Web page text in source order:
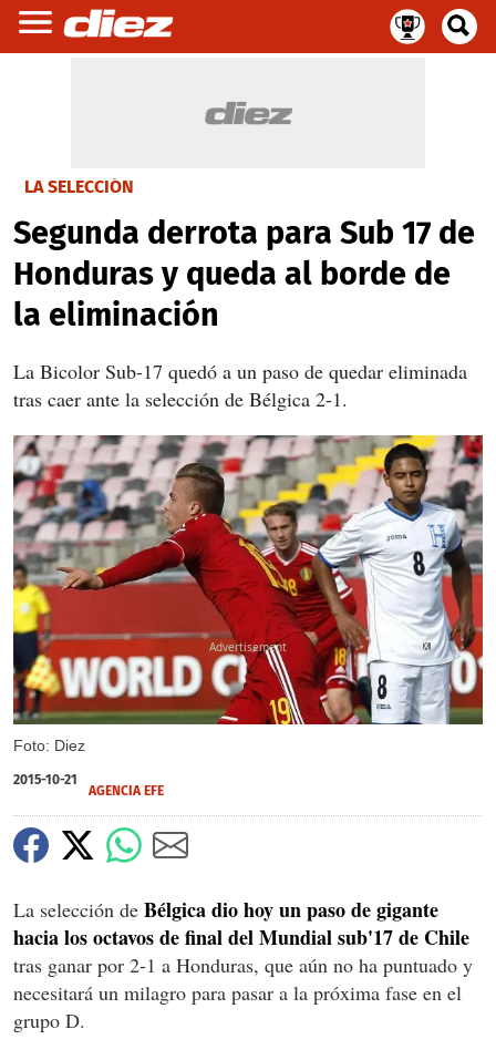
LA SELECCIÓN
Segunda derrota para Sub 17 de
Honduras y queda al borde de
la eliminación
La Bicolor Sub-17 quedó a un paso de quedar eliminada
tras caer ante la selección de Bélgica 2-1.
Foto: Diez
X
X
2015-10-21
AGENCIA EFE
La selección de Bélgica dio hoy un paso de gigante
hacia los octavos de final del Mundial sub'17 de Chile
tras ganar por 2-1 a Honduras, que aún no ha puntuado y
necesitará un milagro para pasar a la próxima fase en el
grupo D.